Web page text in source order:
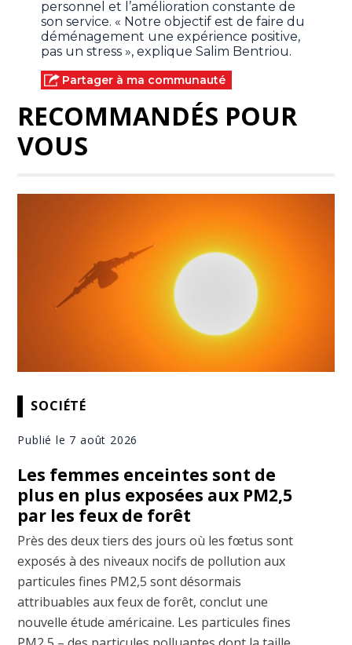
personnel et l’amélioration constante de
son service. « Notre objectif est de faire du
déménagement une expérience positive,
pas un stress », explique Salim Bentriou.
Partager à ma communauté
RECOMMANDÉS POUR
VOUS
SOCIÉTÉ
Publié le 7 août 2026
Les femmes enceintes sont de
plus en plus exposées aux PM2,5
par les feux de forêt
Près des deux tiers des jours où les fœtus sont
exposés à des niveaux nocifs de pollution aux
particules fines PM2,5 sont désormais
attribuables aux feux de forêt, conclut une
nouvelle étude américaine. Les particules fines